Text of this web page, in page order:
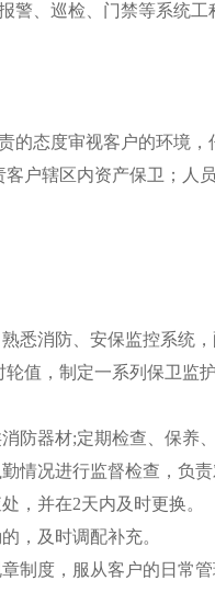
警、巡检、门禁等系统工
的态度审视客户的环境
户辖区内资产保卫；人
悉消防、安保监控系统
值，制定一系列保卫
防器材;定期检查、保养
情况进行监督检查，负
，并在2天内及时更换。
，及时调配补充。
制度，服从客户的日常管